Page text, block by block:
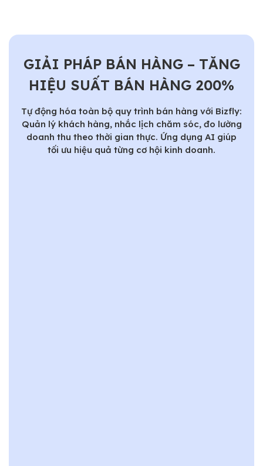
GIẢI PHÁP BÁN HÀNG – TĂNG
HIỆU SUẤT BÁN HÀNG 200%
Tự động hóa toàn bộ quy trình bán hàng với Bizfly:
Quản lý khách hàng, nhắc lịch chăm sóc, đo lường
doanh thu theo thời gian thực. Ứng dụng AI giúp
tối ưu hiệu quả từng cơ hội kinh doanh.